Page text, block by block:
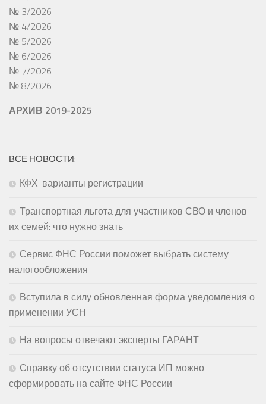
№ 3/2026
№ 4/2026
№ 5/2026
№ 6/2026
№ 7/2026
№ 8/2026
АРХИВ 2019-2025
ВСЕ НОВОСТИ:
КФХ: варианты регистрации
Транспортная льгота для участников СВО и членов
их семей: что нужно знать
Сервис ФНС России поможет выбрать систему
налогообложения
Вступила в силу обновленная форма уведомления о
применении УСН
На вопросы отвечают эксперты ГАРАНТ
Справку об отсутствии статуса ИП можно
сформировать на сайте ФНС России